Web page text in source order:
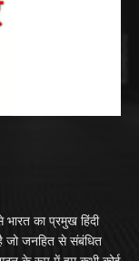
का प्रमुख हिंदी
जो जनहित से संबंधित